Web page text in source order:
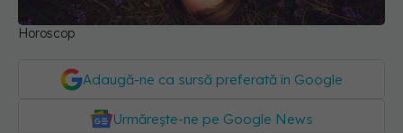
Horoscop
Adaugă-ne ca sursă preferată în Google
Urmărește-ne pe Google News